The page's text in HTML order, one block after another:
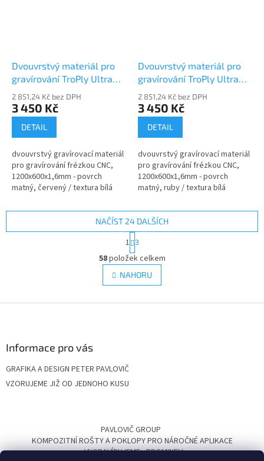
Dvouvrstvý materiál pro
gravírování TroPly Ultra
PU602-206
2 851,24 Kč bez DPH
3 450 Kč
DETAIL
dvouvrstvý gravírovací materiál
pro gravírování frézkou CNC,
1200x600x1,6mm - povrch
matný, červený / textura bílá
Dvouvrstvý materiál pro
gravírování TroPly Ultra
PU632-206
2 851,24 Kč bez DPH
3 450 Kč
DETAIL
dvouvrstvý gravírovací materiál
pro gravírování frézkou CNC,
1200x600x1,6mm - povrch
matný, ruby / textura bílá
O
v
l
á
i
s
u
NAČÍST 24 DALŠÍCH
t
r
á
n
k
v
1 3
58položek celkem
NAHORU
Informace pro vás
GRAFIKA A DESIGN PETER PAVLOVIČ
VZORUJEME JIŽ OD JEDNOHO KUSU
PAVLOVIČ GROUP
KOMPOZITNÍ ROŠTY A POKLOPY PRO NÁROČNÉ APLIKACE
VYGRAVÍRUJEME PROMINELI